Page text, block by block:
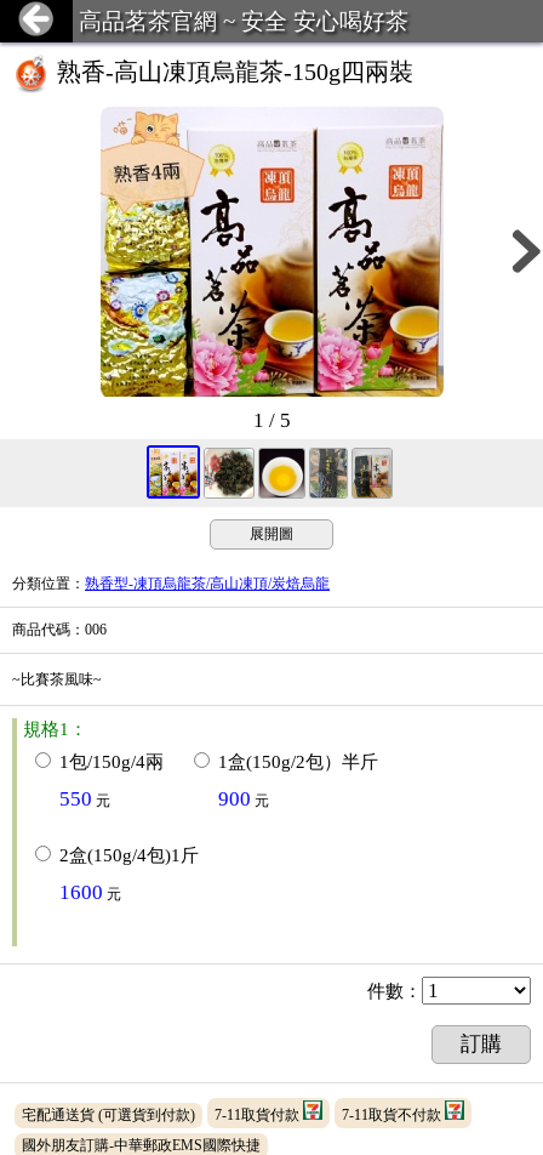
高品茗茶官網 ~ 安全 安心喝好茶
熟香-高山凍頂烏龍茶-150g四兩裝
1 / 5
展開圖
分類位置 ： 熟香型-凍頂烏龍茶/高山凍頂/炭焙烏龍
商品代碼 ：006
~比賽茶風味~
規格1：
1包/150g/4兩
550 元
1盒(150g/2包）半斤
900 元
2盒(150g/4包)1斤
1600 元
件數 ：
訂購
宅配通送貨 (可選貨到付款) 7-11取貨付款
7-11取貨不付款
國外朋友訂購-中華郵政EMS國際快捷